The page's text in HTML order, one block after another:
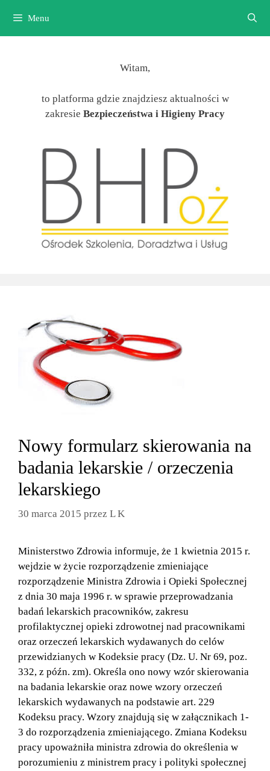
treści
Menu
Witam,
to platforma gdzie znajdziesz aktualności w
zakresie Bezpieczeństwa i Higieny Pracy
Nowy formularz skierowania na
badania lekarskie / orzeczenia
lekarskiego
30 marca 2015 przez L K
Ministerstwo Zdrowia informuje, że 1 kwietnia 2015 r.
wejdzie w życie rozporządzenie zmieniające
rozporządzenie Ministra Zdrowia i Opieki Społecznej
z dnia 30 maja 1996 r. w sprawie przeprowadzania
badań lekarskich pracowników, zakresu
profilaktycznej opieki zdrowotnej nad pracownikami
oraz orzeczeń lekarskich wydawanych do celów
przewidzianych w Kodeksie pracy (Dz. U. Nr 69, poz.
332, z późn. zm). Określa ono nowy wzór skierowania
na badania lekarskie oraz nowe wzory orzeczeń
lekarskich wydawanych na podstawie art. 229
Kodeksu pracy. Wzory znajdują się w załącznikach 1-
3 do rozporządzenia zmieniającego. Zmiana Kodeksu
pracy upoważniła ministra zdrowia do określenia w
porozumieniu z ministrem pracy i polityki społecznej